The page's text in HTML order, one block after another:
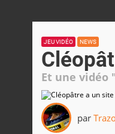
JEU VIDÉO NEWS
Et une vidéo
par